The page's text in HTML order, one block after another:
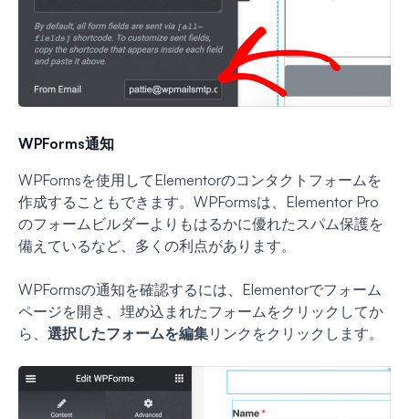
WPForms通知
WPFormsを使用してElementorのコンタクトフォームを
作成することもできます。WPFormsは、Elementor Pro
のフォームビルダーよりもはるかに優れたスパム保護を
備えているなど、多くの利点があります。
WPFormsの通知を確認するには、Elementorでフォーム
ページを開き、埋め込まれたフォームをクリックしてか
ら、 選択したフォームを編集リンクをクリックします。